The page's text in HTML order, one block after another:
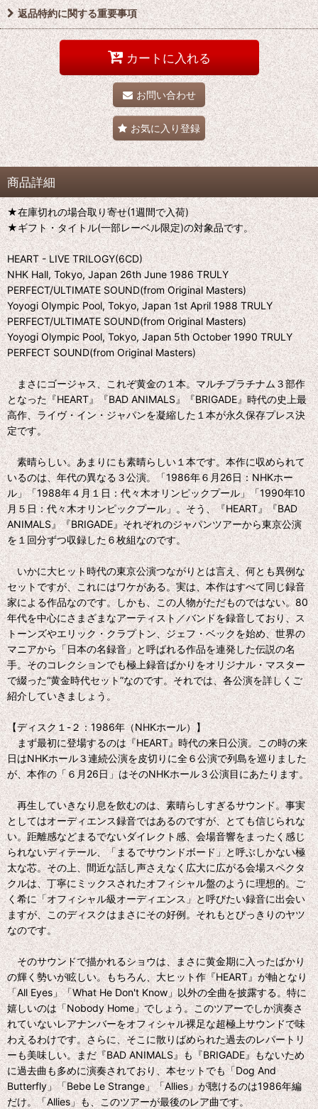
返品特約に関する重要事項
カートに入れる
お問い合わせ
お気に入り登録
商品詳細
★在庫切れの場合取り寄せ(1週間で入荷)
★ギフト・タイトル(一部レーベル限定)の対象品です。
HEART - LIVE TRILOGY(6CD)
NHK Hall, Tokyo, Japan 26th June 1986 TRULY
PERFECT/ULTIMATE SOUND(from Original Masters)
Yoyogi Olympic Pool, Tokyo, Japan 1st April 1988 TRULY
PERFECT/ULTIMATE SOUND(from Original Masters)
Yoyogi Olympic Pool, Tokyo, Japan 5th October 1990 TRULY
PERFECT SOUND(from Original Masters)
まさにゴージャス、これぞ黄金の１本。マルチプラチナム３部作
となった『HEART』『BAD ANIMALS』『BRIGADE』時代の史上最
高作、ライヴ・イン・ジャパンを凝縮した１本が永久保存プレス決
定です。
素晴らしい。あまりにも素晴らしい１本です。本作に収められて
いるのは、年代の異なる３公演。「1986年６月26日：NHKホー
ル」「1988年４月１日：代々木オリンピックプール」「1990年10
月５日：代々木オリンピックプール」。そう、『HEART』『BAD
ANIMALS』『BRIGADE』それぞれのジャパンツアーから東京公演
を１回分ずつ収録した６枚組なのです。
いかに大ヒット時代の東京公演つながりとは言え、何とも異例な
セットですが、これにはワケがある。実は、本作はすべて同じ録音
家による作品なのです。しかも、この人物がただものではない。80
年代を中心にさまざまなアーティスト／バンドを録音しており、ス
トーンズやエリック・クラプトン、ジェフ・ベックを始め、世界の
マニアから「日本の名録音」と呼ばれる作品を連発した伝説の名
手。そのコレクションでも極上録音ばかりをオリジナル・マスター
で綴った“黄金時代セット”なのです。それでは、各公演を詳しくご
紹介していきましょう。
【ディスク１-２：1986年（NHKホール）】
まず最初に登場するのは『HEART』時代の来日公演。この時の来
日はNHKホール３連続公演を皮切りに全６公演で列島を巡りました
が、本作の「６月26日」はそのNHKホール３公演目にあたります。
再生していきなり息を飲むのは、素晴らしすぎるサウンド。事実
としてはオーディエンス録音ではあるのですが、とても信じられな
い。距離感などまるでないダイレクト感、会場音響をまったく感じ
られないディテール、「まるでサウンドボード」と呼ぶしかない極
太な芯。その上、間近な話し声さえなく広大に広がる会場スペクタ
クルは、丁寧にミックスされたオフィシャル盤のように理想的。ご
く希に「オフィシャル級オーディエンス」と呼びたい録音に出会い
ますが、このディスクはまさにその好例。それもとびっきりのヤツ
なのです。
そのサウンドで描かれるショウは、まさに黄金期に入ったばかり
の輝く勢いが眩しい。もちろん、大ヒット作『HEART』が軸となり
「All Eyes」「What He Don't Know」以外の全曲を披露する。特に
嬉しいのは「Nobody Home」でしょう。このツアーでしか演奏さ
れていないレアナンバーをオフィシャル裸足な超極上サウンドで味
わえるわけです。さらに、そこに散りばめられた過去のレパートリ
ーも美味しい。まだ『BAD ANIMALS』も『BRIGADE』もないため
に過去曲も多めに演奏されており、本セットでも「Dog And
Butterfly」「Bebe Le Strange」「Allies」が聴けるのは1986年編
だけ。「Allies」も、このツアーが最後のレア曲です。